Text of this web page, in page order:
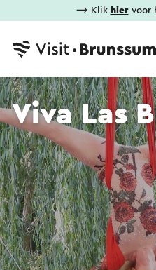
⟶ Klik hiervoor
Viva Las